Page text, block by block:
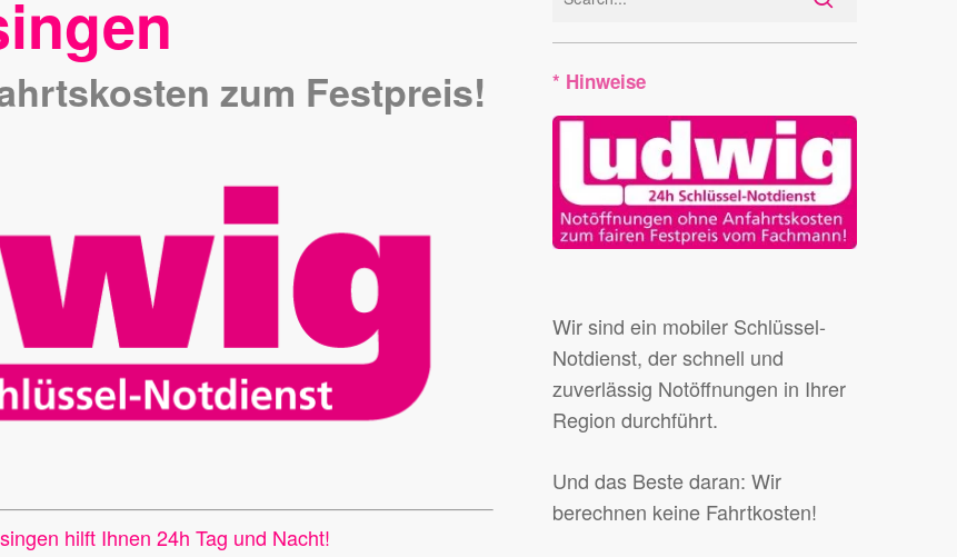
zum Festpreis!
hilft Ihnen 24h Tag und Nacht!
* Hinweise
Wir sind ein mobiler Schlüssel-
Notdienst, der schnell und
zuverlässig Notöffnungen in Ihrer
Region durchführt.
Und das Beste daran: Wir
berechnen keine Fahrtkosten!